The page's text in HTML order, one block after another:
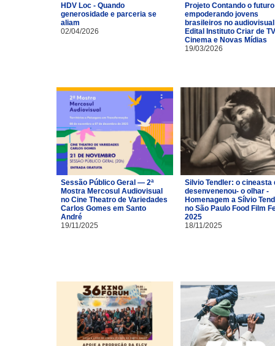
HDV Loc - Quando
generosidade e parceria se
aliam
02/04/2026
Projeto Contando o
empoderando jovens
brasileiros no
Edital Instituto Criar de
Cinema e Novas Mídias
19/03/2026
Sessão Público Geral — 2ª
Mostra Mercosul Audiovisual
no Cine Theatro de Variedades
Carlos Gomes em Santo
André
19/11/2025
Silvio Tendler: o cineasta
desenvenenou- o olhar -
Homenagem a Sílvio
no São Paulo Food Film
2025
18/11/2025